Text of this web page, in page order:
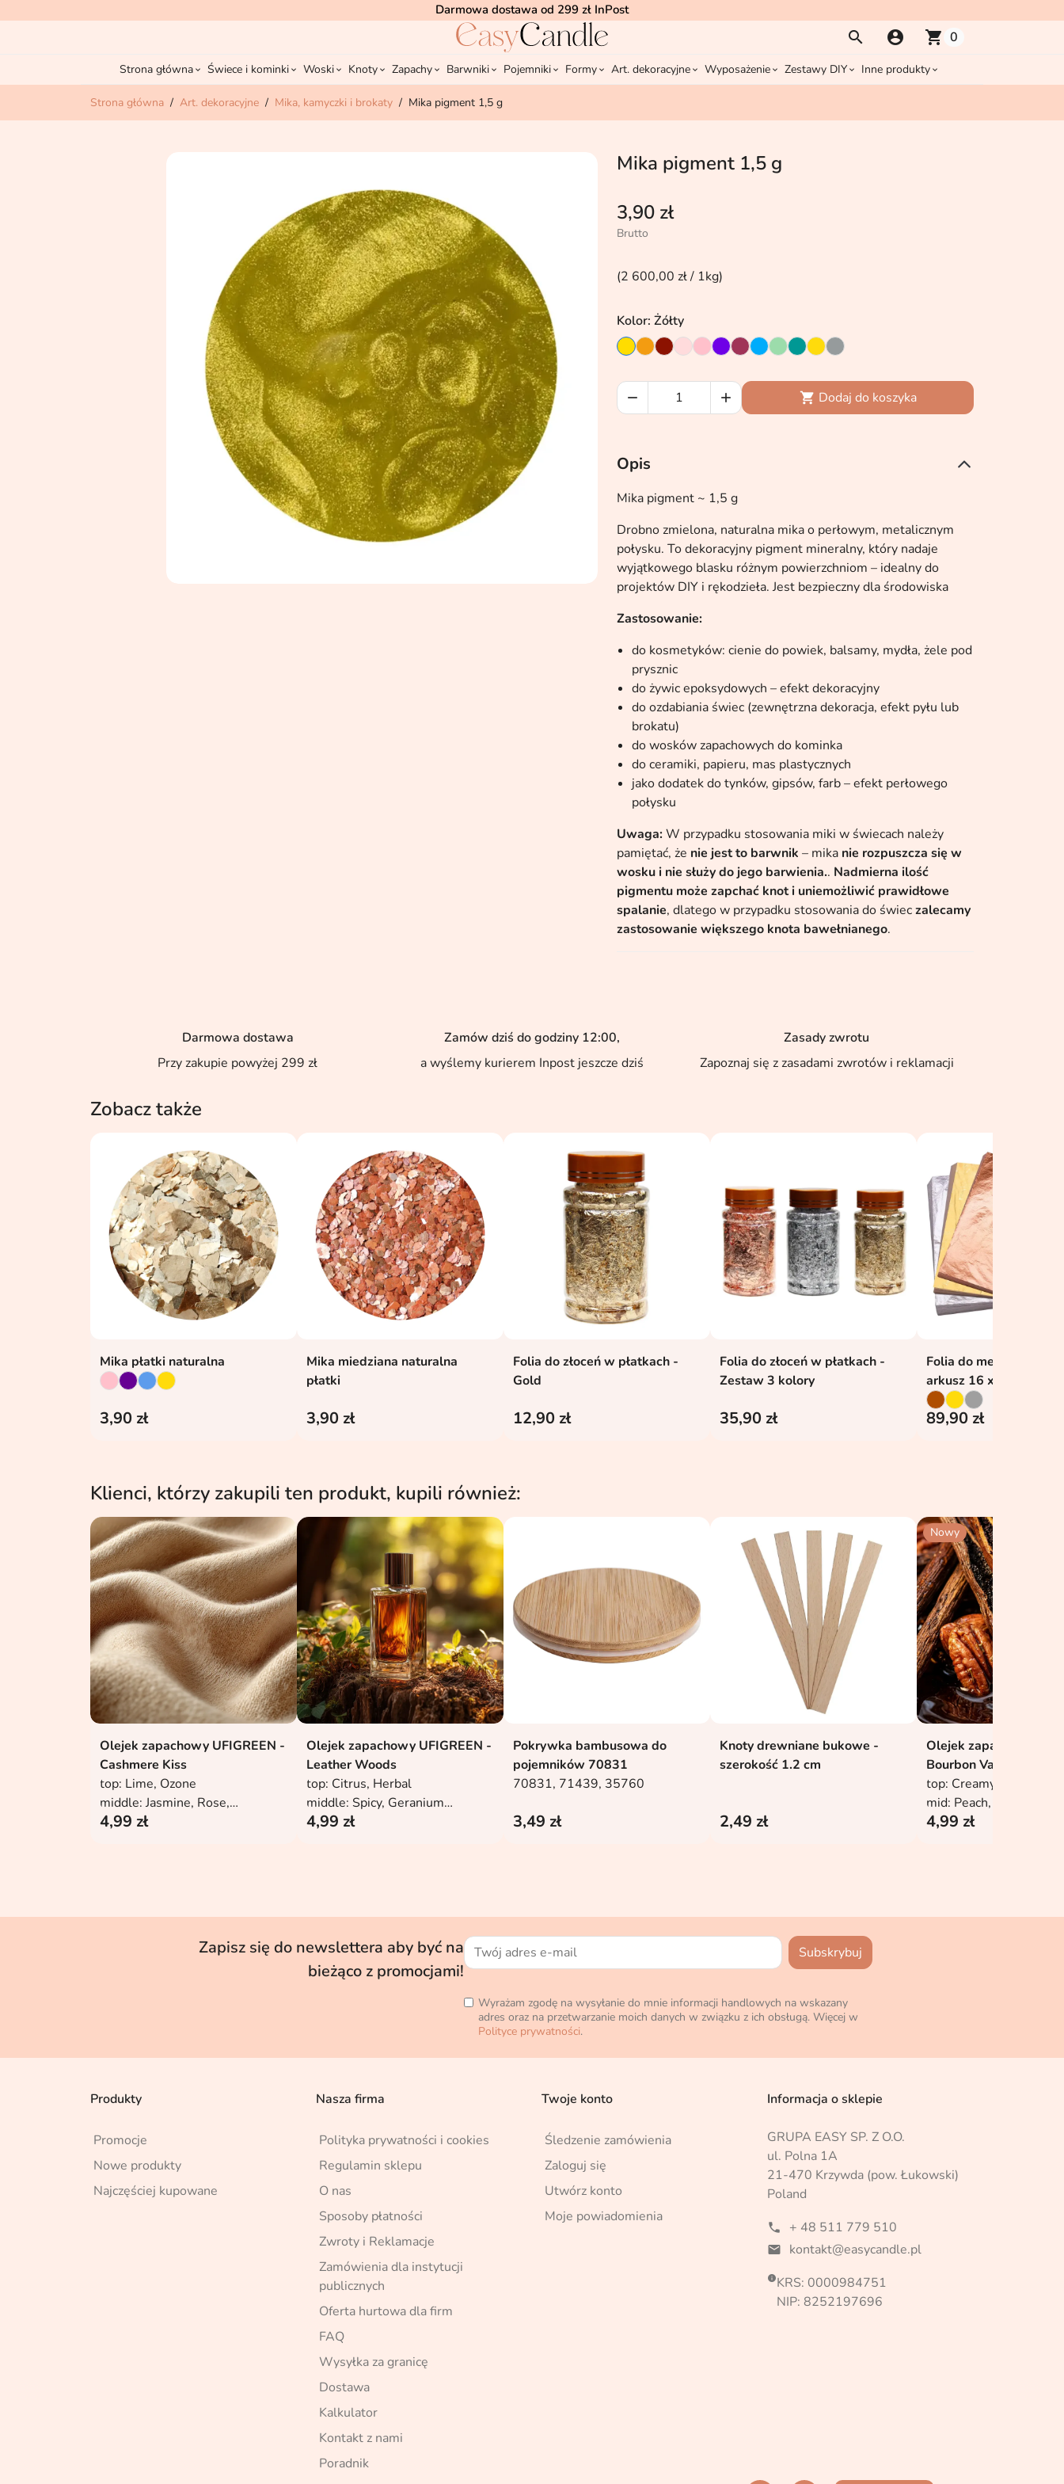
Darmowa dostawa od 299 zł InPost
account_circle shopping_cart 0
Strona główna Świece i kominki Woski Knoty Zapachy Barwniki Pojemniki Formy Art. dekoracyjne Wyposażenie Zestawy DIY Inne produkty
Strona główna Art. dekoracyjne Mika, kamyczki i brokaty Mika pigment 1,5 g
Mika pigment 1,5 g
3,90 zł
Brutto
(2 600,00 zł / 1kg)
Kolor: Żółty
   Dodaj do koszyka
Opis
Mika pigment ~ 1,5 g
Drobno zmielona, naturalna mika o perłowym, metalicznym
połysku. To dekoracyjny pigment mineralny, który nadaje
wyjątkowego blasku różnym powierzchniom – idealny do
projektów DIY i rękodzieła. Jest bezpieczny dla środowiska
Zastosowanie:
do kosmetyków: cienie do powiek, balsamy, mydła, żele pod
prysznic
do żywic epoksydowych – efekt dekoracyjny
do ozdabiania świec (zewnętrzna dekoracja, efekt pyłu lub
brokatu)
do wosków zapachowych do kominka
do ceramiki, papieru, mas plastycznych
jako dodatek do tynków, gipsów, farb – efekt perłowego
połysku
Uwaga:W przypadku stosowania miki w świecach należy
pamiętać, że nie jest to barwnik – mika nie rozpuszcza się w
wosku i nie służy do jego barwienia.. Nadmierna ilość
pigmentu może zapchać knot i uniemożliwić prawidłowe
spalanie, dlatego w przypadku stosowania do świeczalecamy
zastosowanie większego knota bawełnianego.
Darmowa dostawa
Przy zakupie powyżej 299 zł
Zamów dziś do godziny 12:00,
a wyślemy kurierem Inpost jeszcze dziś
Zasady zwrotu
Zapoznaj się z zasadami zwrotów i reklamacji
Zobacz także
Dodaj do koszyka
Mika płatki naturalna
3,90 zł
Dodaj do koszyka
Mika miedziana naturalna
płatki
3,90 zł
Dodaj do koszyka
Folia do złoceń w płatkach -
Gold
12,90 zł
Dodaj do koszyka
Folia do złoceń w płatkach -
Zestaw 3 kolory
35,90 zł
Dodaj do
Folia do metalizacji
arkusz 16 x 16 cm -
89,90 zł
Klienci, którzy zakupili ten produkt, kupili również:
Dodaj do koszyka
Olejek zapachowy UFIGREEN -
Cashmere Kiss
top: Lime, Ozone
middle: Jasmine, Rose,
Cashmere
4,99 zł
Dodaj do koszyka
Olejek zapachowy UFIGREEN -
Leather Woods
top: Citrus, Herbal
middle: Spicy, Geranium
base: Leather, Woody Musk,
4,99 zł
Dodaj do koszyka
Pokrywka bambusowa do
pojemników 70831
70831, 71439, 35760
3,49 zł
Dodaj do koszyka
Knoty drewniane bukowe -
szerokość 1.2 cm
2,49 zł
Nowy
Dodaj do
Olejek zapachowy
Bourbon Vanilla & Nuts
top: Creamy, Buttery
mid: Peach, Cinnamon
dry: Vanilla, Caramel,
4,99 zł
Zapisz się do newslettera aby być na
bieżąco z promocjami!
Wyrażam zgodę na wysyłanie do mnie informacji handlowych na wskazany
adres oraz na przetwarzanie moich danych w związku z ich obsługą. Więcej w
Polityce prywatności.
Produkty
Promocje
Nowe produkty
Najczęściej kupowane
Nasza firma
Polityka prywatności i cookies
Regulamin sklepu
O nas
Sposoby płatności
Zwroty i Reklamacje
Zamówienia dla instytucji
publicznych
Oferta hurtowa dla firm
FAQ
Wysyłka za granicę
Dostawa
Kalkulator
Kontakt z nami
Poradnik
Twoje konto
Śledzenie zamówienia
Zaloguj się
Utwórz konto
Moje powiadomienia
Informacja o sklepie
GRUPA EASY SP. Z O.O.
ul. Polna 1A
21-470 Krzywda (pow. Łukowski)
Poland
phone + 48 511 779 510
mail kontakt@easycandle.pl
KRS: 0000984751
NIP: 8252197696